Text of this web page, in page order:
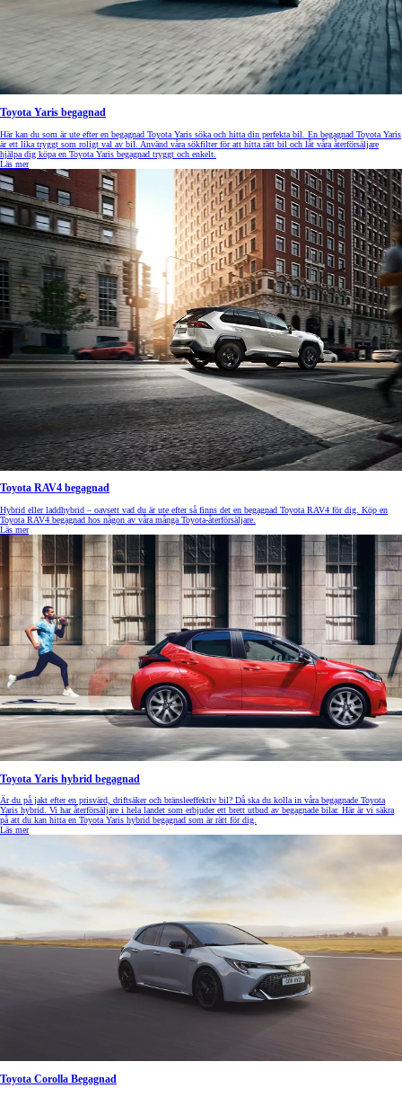
Toyota Yaris begagnad
Här kan du som är ute efter en begagnad Toyota Yaris söka och hitta din perfekta bil. En begagnad Toyota Yaris
är ett lika tryggt som roligt val av bil. Använd våra sökfilter för att hitta rätt bil och låt våra återförsäljare
hjälpa dig köpa en Toyota Yaris begagnad tryggt och enkelt.
Läs mer
Toyota RAV4 begagnad
Hybrid eller laddhybrid – oavsett vad du är ute efter så finns det en begagnad Toyota RAV4 för dig. Köp en
Toyota RAV4 begagnad hos någon av våra många Toyota-återförsäljare.
Läs mer
Toyota Yaris hybrid begagnad
Är du på jakt efter en prisvärd, driftsäker och bränsleeffektiv bil? Då ska du kolla in våra begagnade Toyota
Yaris hybrid. Vi har återförsäljare i hela landet som erbjuder ett brett utbud av begagnade bilar. Här är vi säkra
på att du kan hitta en Toyota Yaris hybrid begagnad som är rätt för dig.
Läs mer
Toyota Corolla Begagnad